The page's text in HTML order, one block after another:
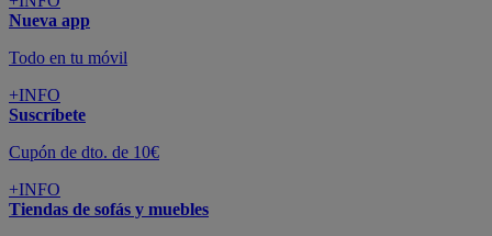
Nueva app
Todo en tu móvil
+INFO
Suscríbete
Cupón de dto. de 10€
+INFO
Tiendas de sofás y muebles